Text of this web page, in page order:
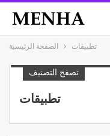
الصفحة الرئيسية تطبيقات
تصفح التصنيف
تطبيقات